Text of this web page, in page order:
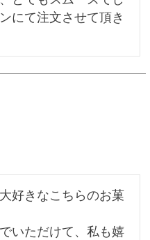
にて注文させて頂き
好きなこちらのお菓
いただけて、私も嬉